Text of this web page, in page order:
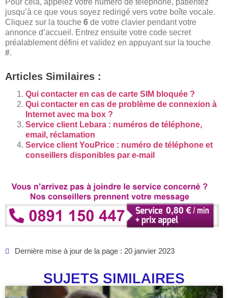
jusqu’à ce que vous soyez redirigé vers votre boîte vocale.
Cliquez sur la touche 6 de votre clavier pendant votre
annonce d’accueil. Entrez ensuite votre code secret
préalablement défini et validez en appuyant sur la touche
#.
Articles Similaires :
Qui contacter en cas de carte SIM bloquée ?
Qui contacter en cas de problème de connexion à
Internet avec ma box ?
Service client Lebara : numéros de téléphone,
email, réclamation
Service client YouPrice : numéro de téléphone et
conseillers disponibles par e-mail
Dernière mise à jour de la page : 20 janvier 2023
SUJETS SIMILAIRES